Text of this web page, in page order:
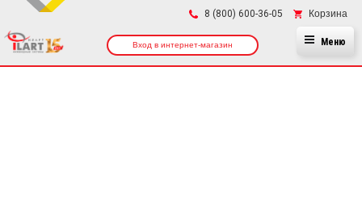
8 (800) 600-36-05 Корзина
Вход в интернет-магазин Меню
×